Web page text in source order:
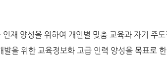
재 양성을 위하여 개인별 맞춤 교육과 자기 주
을 위한 교육정보화 고급 인력 양성을 목표로